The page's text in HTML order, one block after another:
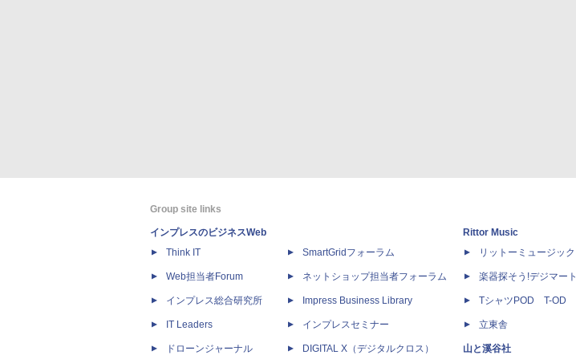
Group site links
インプレスのビジネスWeb
Think IT
Web担当者Forum
インプレス総合研究所
IT Leaders
ドローンジャーナル
SmartGridフォーラム
ネットショップ担当者フォーラム
Impress Business Library
インプレスセミナー
DIGITAL X（デジタルクロス）
Rittor Music
リットーミュージック
楽器探そう!デジマート
TシャツPOD T-OD
立東舎
山と溪谷社